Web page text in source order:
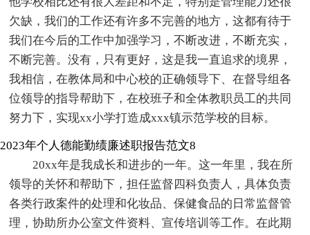
欠缺，我们的工作还有许多不完善的地方，这都有待于
我们在今后的工作中加强学习，不断改进，不断充实，
不断完善。没有，只有更好，这是我一直追求的境界，
我相信，在教体局和中心校的正确领导下、在督导组各
位领导的指导帮助下，在校班子和全体教职员工的共同
努力下，实现xx小学打造成xxx镇示范学校的目标。
2023年个人德能勤绩廉述职报告范文8
20xx年是我成长和进步的一年。这一年里，我在所
领导的关怀和帮助下，担任监督四科负责人，具体负责
各类行政案件的处理和化妆品、保健食品的日常监督管
理，协助所办公室文件资料、宣传培训等工作。在此期